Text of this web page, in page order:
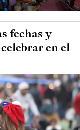
fechas y
en el